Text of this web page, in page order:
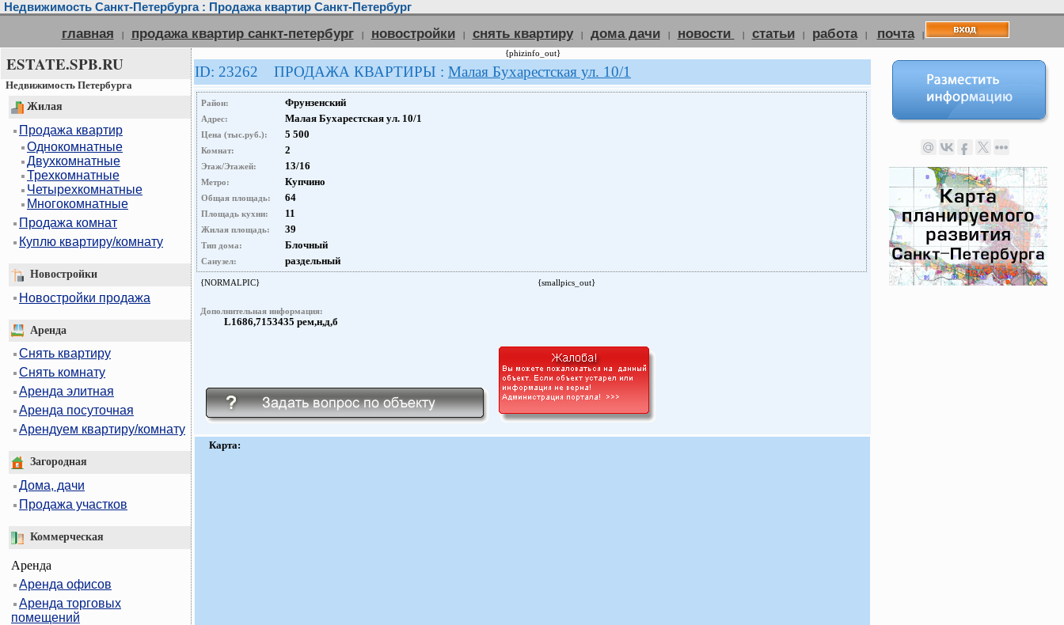
Недвижимость Санкт-Петербурга : Продажа квартир Санкт-Петербург
главная | продажа квартир санкт-петербург | новостройки | снять квартиру | дома дачи | новости | статьи | работа | почта |
ESTATE.SPB.RU
Недвижимость Петербурга
Жилая
Продажа квартир
Однокомнатные
Двухкомнатные
Трехкомнатные
Четырехкомнатные
Многокомнатные
Продажа комнат
Куплю квартиру/комнату
Новостройки
Новостройки продажа
Аренда
Снять квартиру
Снять комнату
Аренда элитная
Аренда посуточная
Арендуем квартиру/комнату
Загородная
Дома, дачи
Продажа участков
Коммерческая
Аренда
Аренда офисов
Аренда торговых
помещений
{phizinfo_out}
ID: 23262 ПРОДАЖА КВАРТИРЫ : Малая Бухарестская ул. 10/1
Район: Фрунзенский
Адрес: Малая Бухарестская ул. 10/1
Цена (тыс.руб.): 5 500
Комнат: 2
Этаж/Этажей: 13/16
Метро: Купчино
Общая площадь: 64
Площадь кухни: 11
Жилая площадь: 39
Тип дома: Блочный
Санузел: раздельный
{NORMALPIC} {smallpics_out}
Дополнительная информация:
L1686,7153435 рем,н,д,б
Карта: